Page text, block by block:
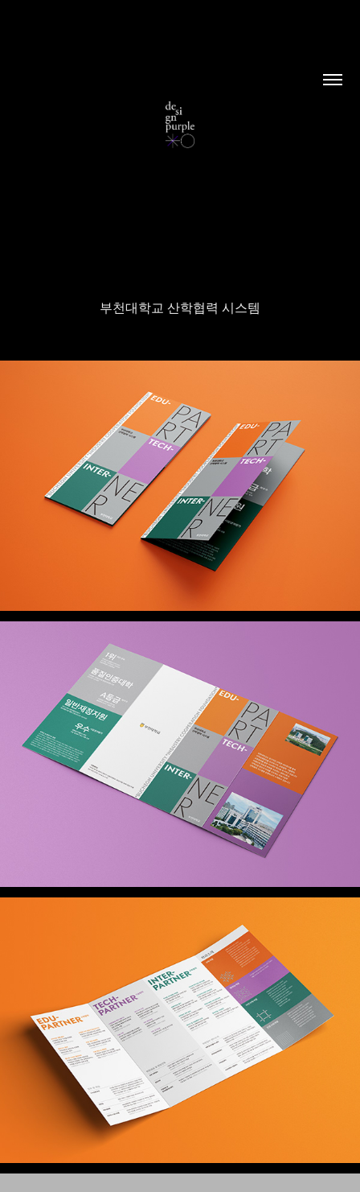
부천대학교 산학협력 시스템